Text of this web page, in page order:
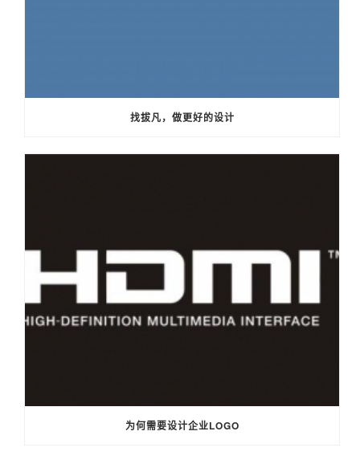
找拔凡，做更好的设计
为何需要设计企业LOGO